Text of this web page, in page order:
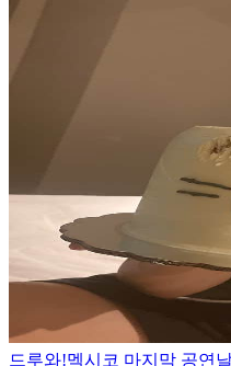
드루와!멕시코 마지막 공연